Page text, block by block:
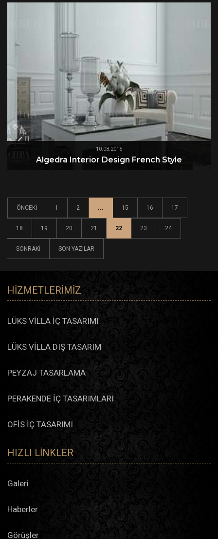
10.08.2015
Algedra Interior Design French Style
ÖNCEKI 1 2 ... 15 16 17
18 19 20 21 22 23 24
SONRAKI SON YAZILAR
HIZMETLERIMIZ
LÜKS VİLLA İÇ TASARIMI
LÜKS VİLLA DIŞ TASARIM
PEYZAJ TASARLAMA
PERAKENDE İÇ TASARIMLARI
OFİS İÇ TASARIMI
HIZLI LINKLER
Galeri
Haberler
Görüşler